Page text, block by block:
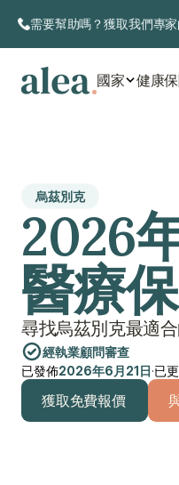
需要幫助嗎？獲取我們專
國家 健康
烏茲別克
2026
醫療
尋找烏茲別克最適
經執業顧問審查
已發佈2026年6月21日·已
獲取免費報價